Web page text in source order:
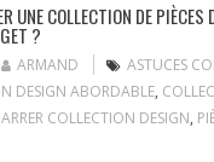
UNE COLLECTION DE PIÈCES
?
ARMAND
ASTUCES
DESIGN ABORDABLE,
COLLECTION DESIGN,